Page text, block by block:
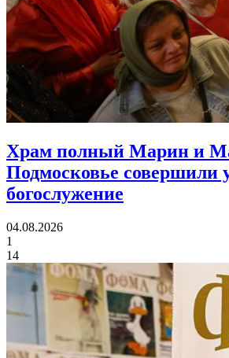
Храм полный Марин и
Подмосковье совершили
богослужение
04.08.2026
1
14